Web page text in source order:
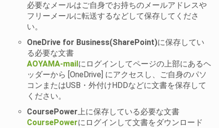
必要なメールはご自身でお持ちのメールアドレスや
フリーメールに転送するなどして保存してくださ
い。
OneDrive for Business(SharePoint)に保存してい
る必要な文書
AOYAMA-mail にログインしてページの上部にあるヘ
ッダーから [OneDrive] にアクセスし、ご自身のパソ
コンまたはUSB・外付けHDDなどに文書を保存して
ください。
CoursePower上に保存している必要な文書
CoursePowerにログインして文書をダウンロード